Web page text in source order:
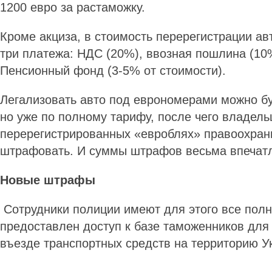
1200 евро за растаможку.
Кроме акциза, в стоимость перерегистрации
три платежа: НДС (20%), ввозная пошлина
Пенсионный фонд (3-5% от стоимости).
Легализовать авто под еврономерами можно
но уже по полному тарифу, после чего
перерегистрированных «евроблях»
штрафовать. И суммы штрафов весьма
Новые штрафы
Сотрудники полиции имеют для этого все
предоставлен доступ к базе таможенников
въезде транспортных средств на территорию